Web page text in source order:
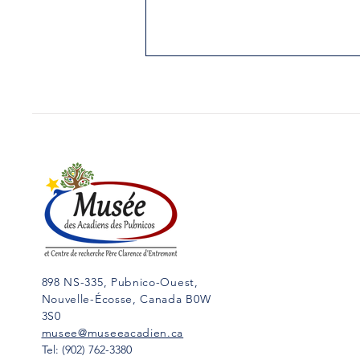
sa famille
Maisonnat, dit Baptiste, et...
898 NS-335, Pubnico-Ouest,
Nouvelle-Écosse, Canada B0W
3S0
musee@museeacadien.ca
Tel: (902) 762-3380